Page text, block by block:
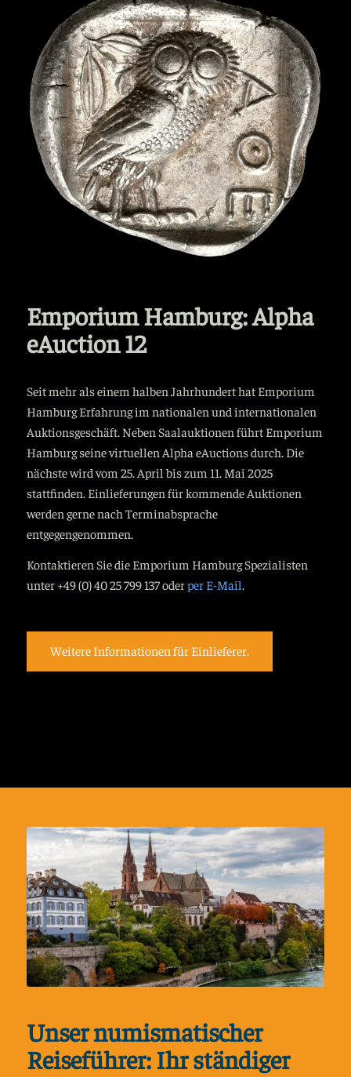
Emporium Hamburg: Alpha
eAuction 12
Seit mehr als einem halben Jahrhundert hat Emporium
Hamburg Erfahrung im nationalen und internationalen
Auktionsgeschäft. Neben Saalauktionen führt Emporium
Hamburg seine virtuellen Alpha eAuctions durch. Die
nächste wird vom 25. April bis zum 11. Mai 2025
stattfinden. Einlieferungen für kommende Auktionen
werden gerne nach Terminabsprache
entgegengenommen.
Kontaktieren Sie die Emporium Hamburg Spezialisten
unter +49 (0) 40 25 799 137 oderper E-Mail.
Weitere Informationen für Einlieferer.
Unser numismatischer
Reiseführer: Ihr ständiger